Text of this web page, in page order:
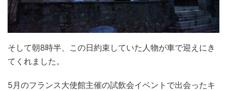
そして朝8時半、この日約束していた人物が車で迎えにき
てくれました。
5月のフランス大使館主催の試飲会イベントで出会ったキ